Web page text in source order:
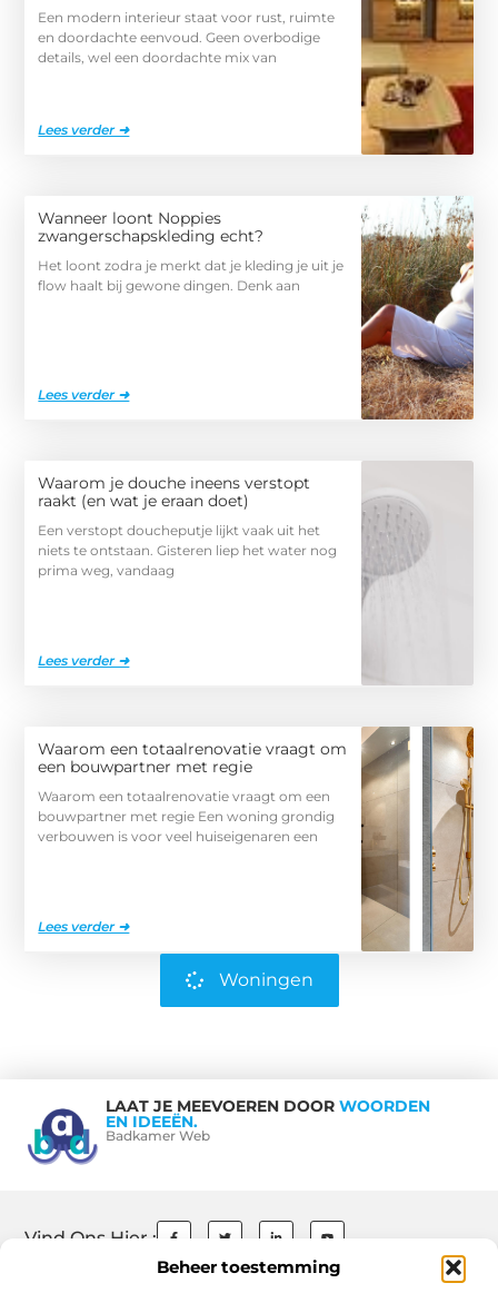
Beheer toestemming
Een modern interieur staat voor rust, ruimte
en doordachte eenvoud. Geen overbodige
details, wel een doordachte mix van
Lees verder ➜
Wanneer loont Noppies
zwangerschapskleding echt?
Het loont zodra je merkt dat je kleding je uit je
flow haalt bij gewone dingen. Denk aan
Lees verder ➜
Waarom je douche ineens verstopt
raakt (en wat je eraan doet)
Een verstopt doucheputje lijkt vaak uit het
niets te ontstaan. Gisteren liep het water nog
prima weg, vandaag
Lees verder ➜
Waarom een totaalrenovatie vraagt om
een bouwpartner met regie
Waarom een totaalrenovatie vraagt om een
bouwpartner met regie Een woning grondig
verbouwen is voor veel huiseigenaren een
Lees verder ➜
Woningen
LAAT JE MEEVOEREN DOOR WOORDEN
EN IDEEËN.
Badkamer Web
Vind Ons Hier :